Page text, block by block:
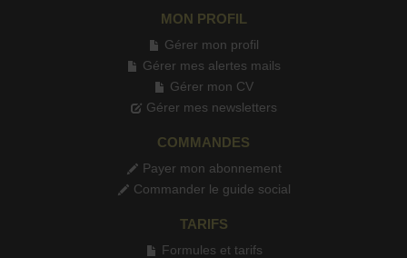
MON PROFIL
Gérer mon profil
Gérer mes alertes mails
Gérer mon CV
Gérer mes newsletters
COMMANDES
Payer mon abonnement
Commander le guide social
TARIFS
Formules et tarifs